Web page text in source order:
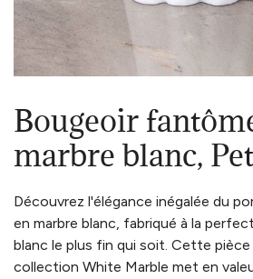
Bougeoir
marbre blanc,
Découvrez l'élégance inégalée du
en marbre blanc, fabriqué à la
blanc le plus fin qui soit. Cette pièce
collection White Marble met en